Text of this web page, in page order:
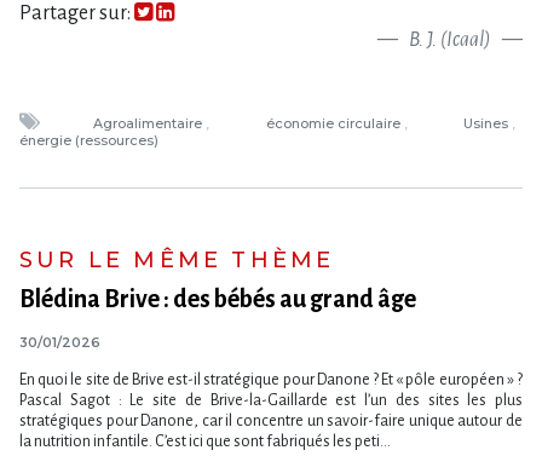
Partager sur:
B. J. (Icaal)
Agroalimentaire économie circulaire
Usines
énergie (ressources)
SUR LE MÊME THÈME
Blédina Brive : des bébés au grand âge
30/01/2026
En quoi le site de Brive est-il stratégique pour Danone ? Et « pôle européen » ?
Pascal Sagot : Le site de Brive-la-Gaillarde est l’un des sites les plus
stratégiques pour Danone, car il concentre un savoir-faire unique autour de
la nutrition infantile. C’est ici que sont fabriqués les peti...